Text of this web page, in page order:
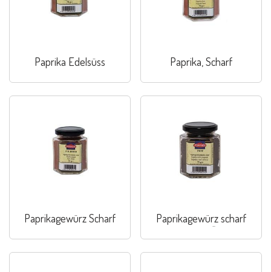
Paprika Edelsüss Paprika, Scharf
Paprikagewürz Scharf
Paprikagewürz scharf
„extra“